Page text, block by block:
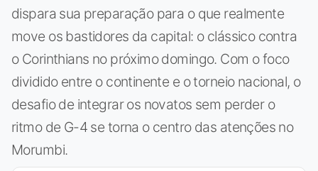
dispara sua preparação para o que realmente
move os bastidores da capital: o clássico contra
o Corinthians no próximo domingo. Com o foco
dividido entre o continente e o torneio nacional, o
desafio de integrar os novatos sem perder o
ritmo de G-4 se torna o centro das atenções no
Morumbi.